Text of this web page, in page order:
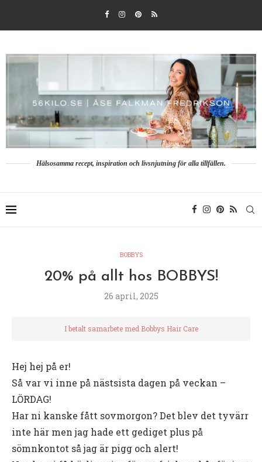
Hälsosamma recept, inspiration och livsnjutning för alla tillfällen.
BOBBYS
20% på allt hos BOBBYS!
26 april, 2025
I betalt samarbete med Bobbys Hair Care
Hej hej på er!
Så var vi inne på nästsista dagen på veckan –
LÖRDAG!
Har ni kanske fått sovmorgon? Det blev det tyvärr
inte här men jag hade ett gediget plus på
sömnkontot så jag är pigg och alert!